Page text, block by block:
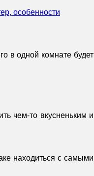
особенности
в одной комнате будет
чем-то вкусненьким и
находиться с самыми